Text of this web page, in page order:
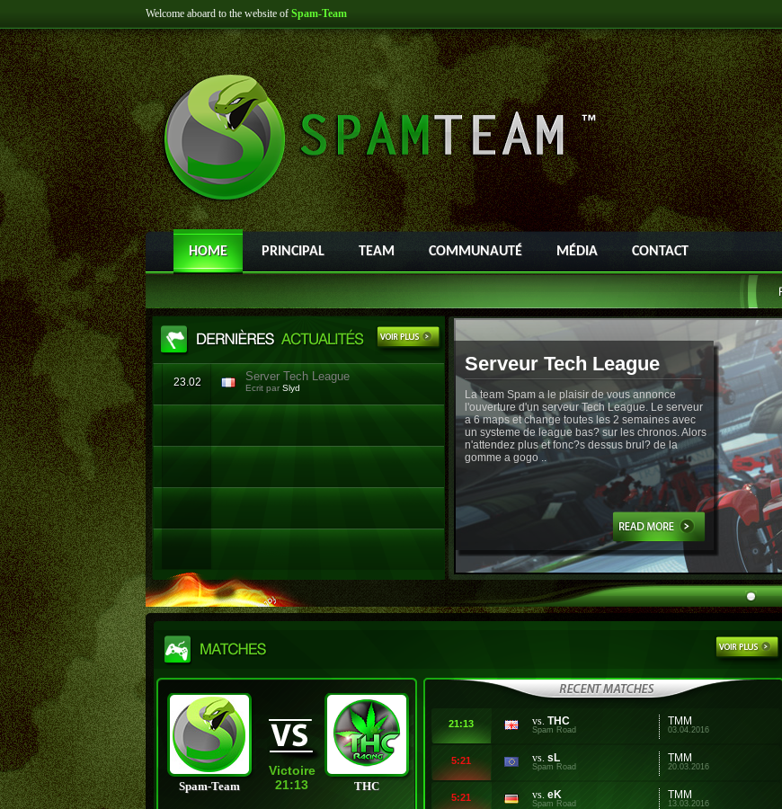
Welcome aboard to the website of Spam-Team
HOME PRINCIPAL TEAM COMMUNAUTÉ MÉDIA CONTACT
23.02 Server Tech League
Ecrit par Slyd
Serveur Tech League
La team Spam a le plaisir de vous annonce
l'ouverture d'un serveur Tech League. Le serveur
a 6 maps et change toutes les 2 semaines avec
un systeme de league bas? sur les chronos. Alors
n'attendez plus et fonc?s dessus brul? de la
gomme a gogo ..
Spam-Team
Victoire
21:13
THC
21:13 vs. THC
Spam Road
TMM
03.04.2016
5:21 vs. sL
Spam Road
TMM
20.03.2016
5:21 vs. eK
Spam Road
TMM
13.03.2016